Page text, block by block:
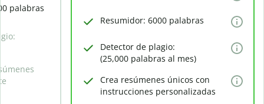
palabras
Resumidor: 6000 palabras
Detector de plagio:
(25,000 palabras al mes)
Crea resúmenes únicos con
instrucciones personalizadas